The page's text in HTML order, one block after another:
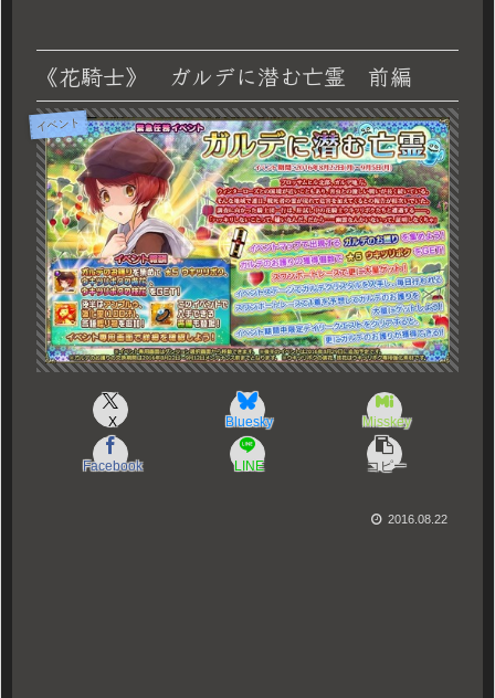
《花騎士》 ガルデに潜む亡霊 前編
イベント
X Bluesky Misskey
Facebook LINE コピー
2016.08.22